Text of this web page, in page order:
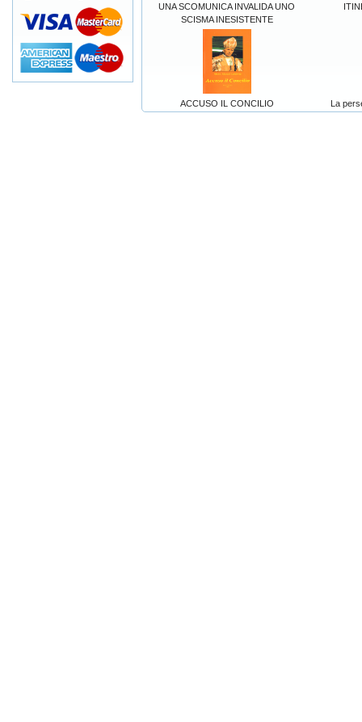
UNA SCOMUNICA INVALIDA UNO
SCISMA INESISTENTE
ACCUSO IL CONCILIO La